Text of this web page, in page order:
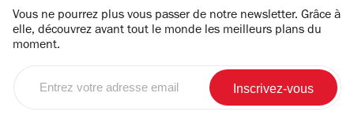
Vous ne pourrez plus vous passer de notre newsletter. Grâce à
elle, découvrez avant tout le monde les meilleurs plans du
moment.